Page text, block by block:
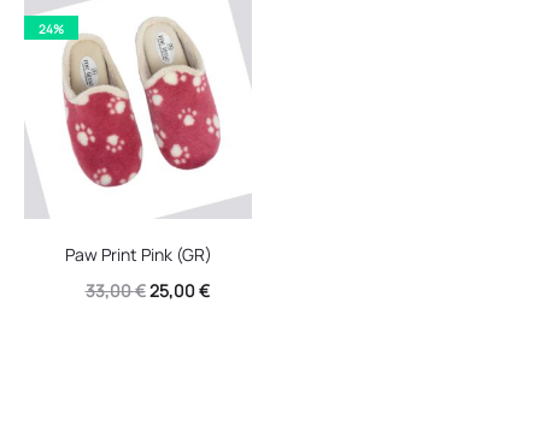
was:
33,00 €.
τιμή
είναι:
25,00 €.
24%
Paw Print Pink (GR)
33,00€Original
25,00€Η